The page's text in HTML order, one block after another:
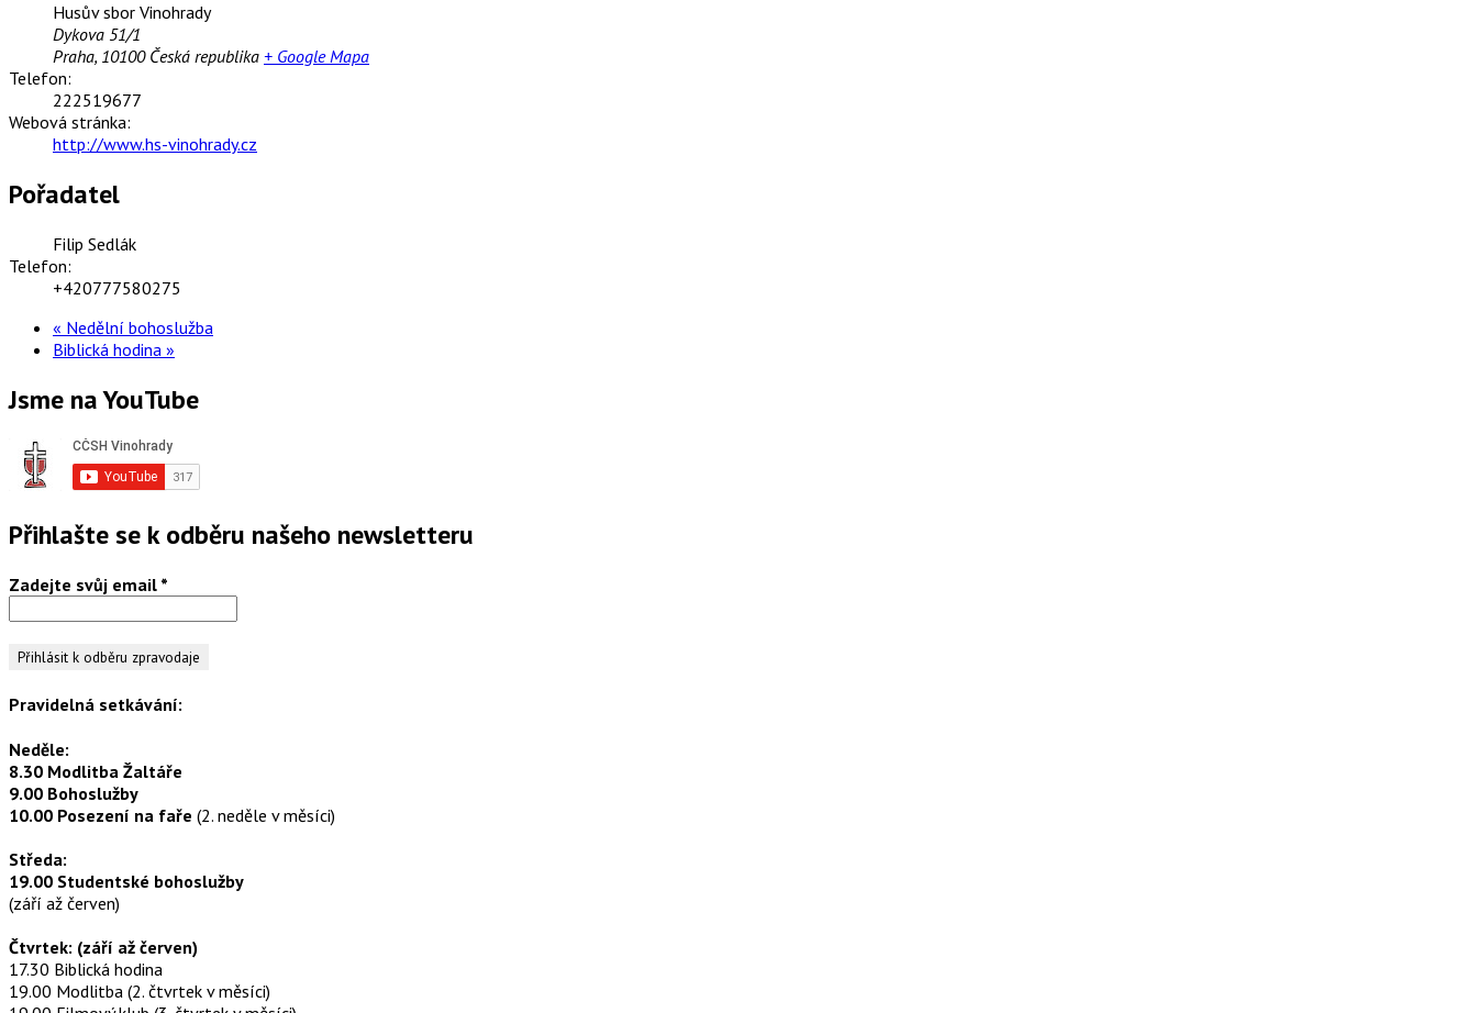
Husův sbor Vinohrady
Dykova 51/1
Praha, 10100 Česká republika + Google Mapa
Telefon:
222519677
Webová stránka:
http://www.hs-vinohrady.cz
Pořadatel
Filip Sedlák
Telefon:
+420777580275
« Nedělní bohoslužba
Biblická hodina »
Jsme na YouTube
Přihlašte se k odběru našeho newsletteru
Zadejte svůj email *
Pravidelná setkávání:
Neděle:
8.30 Modlitba Žaltáře
9.00 Bohoslužby
10.00 Posezení na faře (2. neděle v měsíci)
Středa:
19.00 Studentské bohoslužby
(září až červen)
Čtvrtek: (září až červen)
17.30 Biblická hodina
19.00 Modlitba (2. čtvrtek v měsíci)